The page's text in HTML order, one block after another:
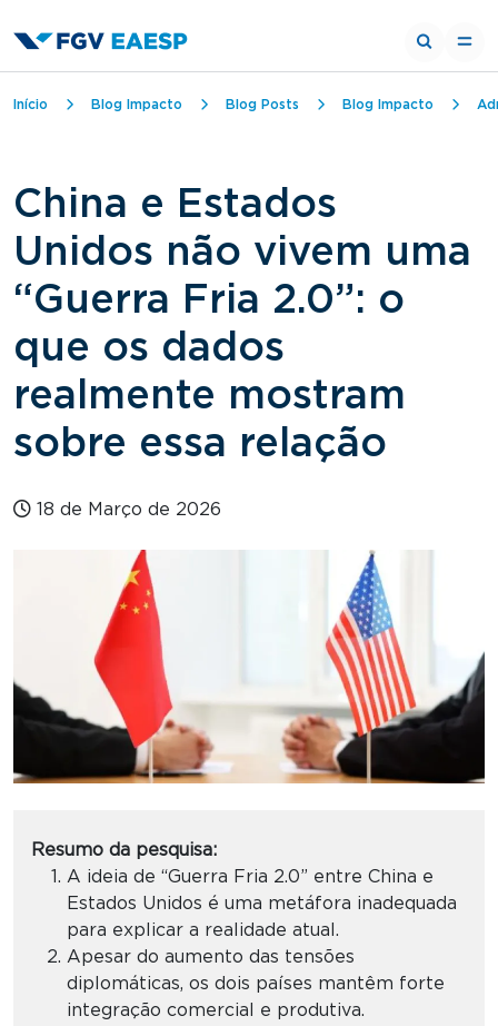
Trilha de navegação
Início Blog Impacto Blog Posts Blog Impacto
China e Estados
Unidos não vivem uma
“Guerra Fria 2.0”: o
que os dados
realmente mostram
sobre essa relação
18 de Março de 2026
Resumo da pesquisa:
A ideia de “Guerra Fria 2.0” entre China e
Estados Unidos é uma metáfora inadequada
para explicar a realidade atual.
Apesar do aumento das tensões
diplomáticas, os dois países mantêm forte
integração comercial e produtiva.